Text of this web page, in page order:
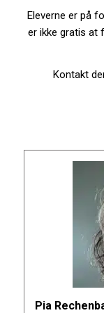
Eleverne er på
er ikke gratis at
Kontakt
Pia